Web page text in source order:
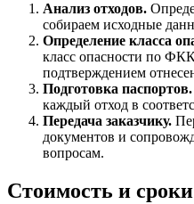
Анализ отходов.
собираем исходные
Определение класса
класс опасности по
подтверждением
Подготовка паспортов.
каждый отход в
Передача заказчику.
документов и
вопросам.
Стоимость и сроки